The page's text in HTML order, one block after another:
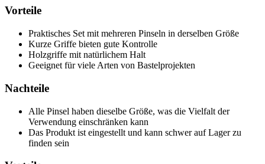
Vorteile
Praktisches Set mit mehreren Pinseln in derselben Größe
Kurze Griffe bieten gute Kontrolle
Holzgriffe mit natürlichem Halt
Geeignet für viele Arten von Bastelprojekten
Nachteile
Alle Pinsel haben dieselbe Größe, was die Vielfalt der
Verwendung einschränken kann
Das Produkt ist eingestellt und kann schwer auf Lager zu
finden sein